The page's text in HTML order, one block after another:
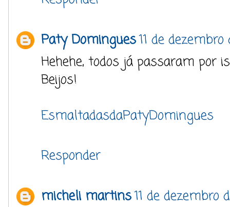
Paty Domingues11 de
Hehehe, todos já passaram por
Beijos!
EsmaltadasdaPatyDomingues
Responder
micheli martins11 de dezembro